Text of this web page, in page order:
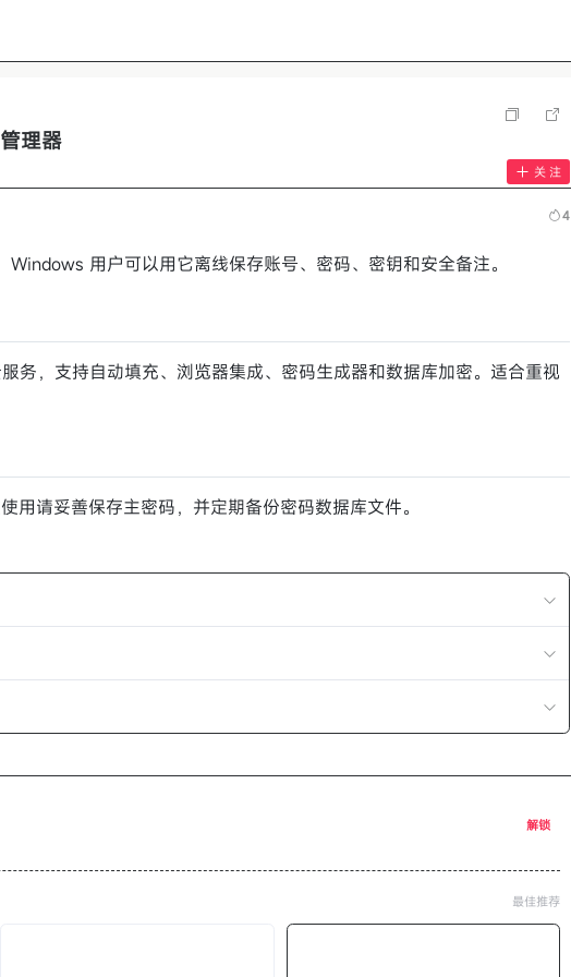
理器
关 注
4
用户可以用它离线保存账号、密码、密钥和安全备注。
务，支持自动填充、浏览器集成、密码生成器和数据库加密。适合重视
用请妥善保存主密码，并定期备份密码数据库文件。
解锁
最佳推荐